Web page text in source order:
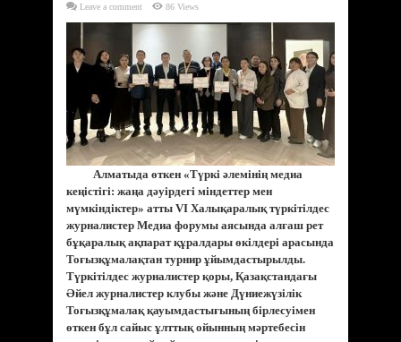
Leave a comment
86 Views
Алматыда өткен «Түркі әлемінің медиа
кеңістігі: жаңа дәуірдегі міндеттер мен
мүмкіндіктер» атты VI Халықаралық түркітілдес
журналистер Медиа форумы аясында алғаш рет
бұқаралық ақпарат құралдары өкілдері арасында
Тоғызқұмалақтан турнир ұйымдастырылды.
Түркітілдес журналистер қоры, Қазақстандағы
Әйел журналистер клубы және Дүниежүзілік
Тоғызқұмалақ қауымдастығының бірлесуімен
өткен бұл сайыс ұлттық ойынның мәртебесін